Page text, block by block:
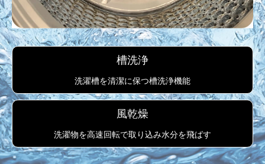
槽洗浄
洗濯槽を清潔に保つ槽洗浄機能
風乾燥
洗濯物を高速回転で取り込み水分を飛ばす